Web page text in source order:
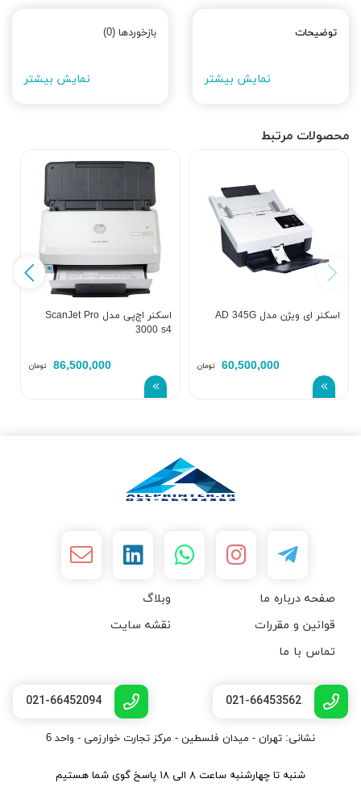
توضیحات
نمایش بیشتر
بازخوردها (0)
نمایش بیشتر
محصولات مرتبط
اسکنر ای ویژن مدل AD 345G
60,500,000 تومان
اسکنر اچ‌پی مدل ScanJet Pro
3000 s4
86,500,000 تومان
صفحه درباره ما
وبلاگ
قوانین و مقررات
نقشه سایت
تماس با ما
021-66453562
021-66452094
نشانی: تهران - میدان فلسطین - مرکز تجارت خوارزمی - واحد 6
شنبه تا چهارشنبه ساعت ۸ الی ۱۸ پاسخ گوی شما هستیم